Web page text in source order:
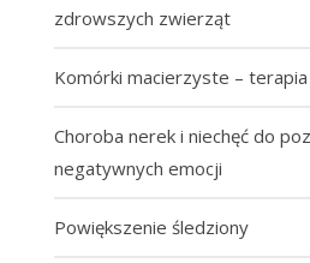
zdrowszych zwierząt
Komórki macierzyste – terapia
Choroba nerek i niechęć do
negatywnych emocji
Powiększenie śledziony